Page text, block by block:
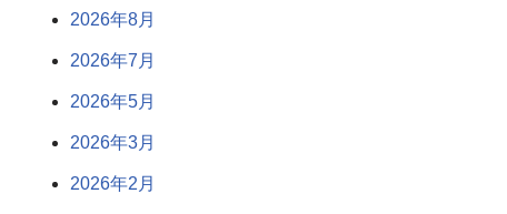
2026年8月
2026年7月
2026年5月
2026年3月
2026年2月